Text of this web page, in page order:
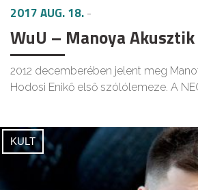
2017 AUG. 18.-
WuU – Manoya Akusztik
2012 decemberében jelent meg
Hodosi Enikő első szólólemeze. A
KULT